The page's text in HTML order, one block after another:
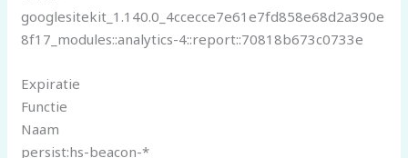
googlesitekit_1.140.0_4ccecce7e61e7fd858e68d2a390e
8f17_modules::analytics-4::report::70818b673c0733e
Expiratie
Functie
Naam
persist:hs-beacon-*